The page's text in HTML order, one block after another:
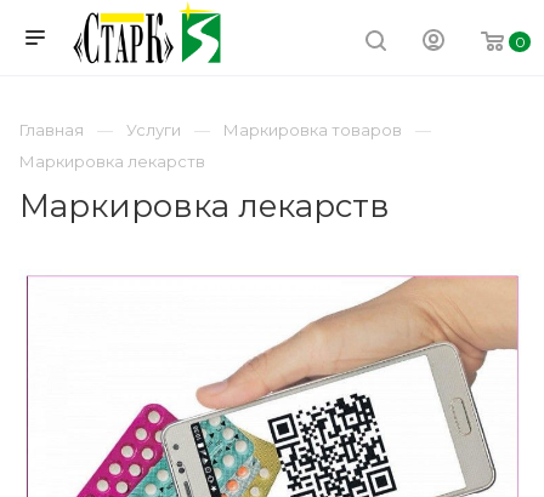
0
Главная Услуги
Маркировка товаров
Маркировка лекарств
Маркировка лекарств